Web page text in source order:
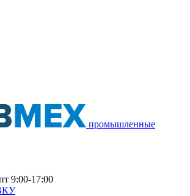
промышленные
9:00-17:00